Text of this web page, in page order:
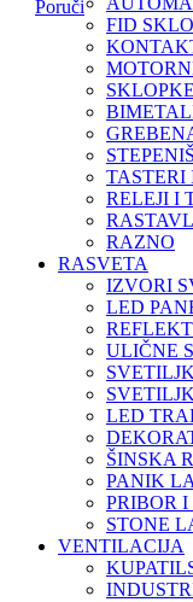
Poruči
FID
TASTERI
RELEJI I
RAZNO
RASVETA
IZVORI
LED
ULIČNE
LED
ŠINSKA
PANIK
PRIBOR I
STONE
VENTILACIJA